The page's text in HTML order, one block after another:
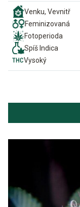
Venku, Vevnitř
Feminizovaná
Fotoperioda
Spíš Indica
Vysoký